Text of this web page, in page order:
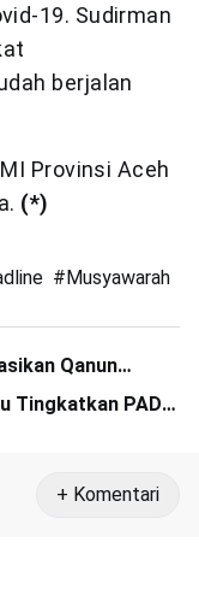
19. Sudirman
berjalan
Provinsi Aceh
(*)
#Musyawarah
Qanun
Tingkatkan PAD
+ Komentari